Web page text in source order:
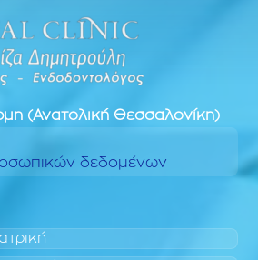
(Ανατολική Θεσσαλονίκη)
δεδομένων